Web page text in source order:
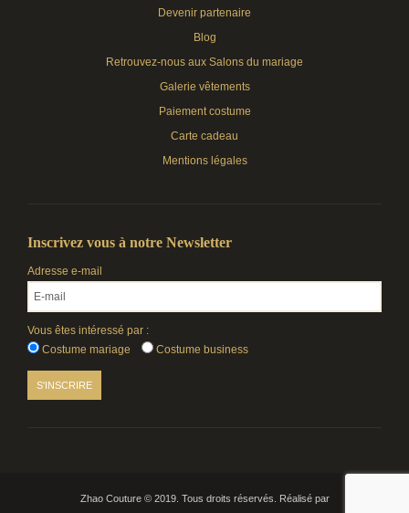
Devenir partenaire
Blog
Retrouvez-nous aux Salons du mariage
Galerie vêtements
Paiement costume
Carte cadeau
Mentions légales
Inscrivez vous à notre Newsletter
Adresse e-mail
Vous êtes intéressé par :
Costume mariage
Costume business
Zhao Couture © 2019. Tous droits réservés. Réalisé par